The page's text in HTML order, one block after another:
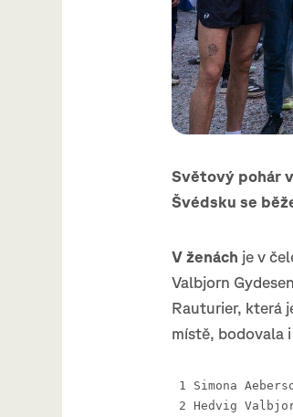
Světový pohár
Švédsku se
V ženách je v
Valbjorn
Rauturier, která
místě, bodovala